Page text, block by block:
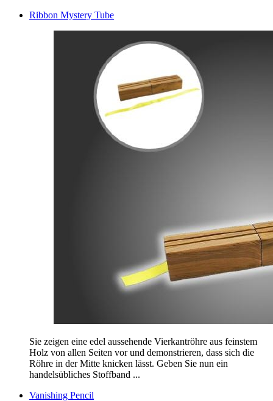
Ribbon Mystery Tube
Sie zeigen eine edel aussehende Vierkantröhre aus feinstem
Holz von allen Seiten vor und demonstrieren, dass sich die
Röhre in der Mitte knicken lässt. Geben Sie nun ein
handelsübliches Stoffband ...
Vanishing Pencil